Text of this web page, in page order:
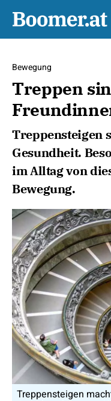
Bewegung
Treppen
Treppensteigen
Gesundheit.
im Alltag von
Bewegung.
Treppensteigen